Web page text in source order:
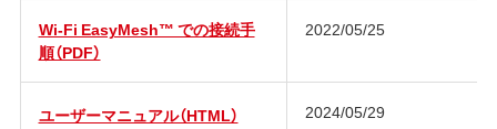
Wi-Fi EasyMesh™ での接続手
順（PDF）
2022/05/25
ユーザーマニュアル（HTML） 2024/05/29